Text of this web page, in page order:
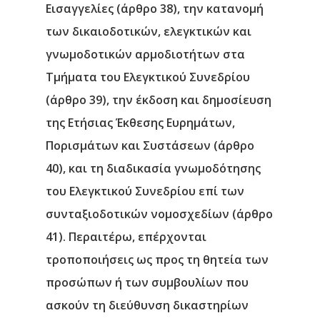
Εισαγγελίες (άρθρο 38), την κατανομή
των δικαιοδοτικών, ελεγκτικών και
γνωμοδοτικών αρμοδιοτήτων στα
Τμήματα του Ελεγκτικού Συνεδρίου
(άρθρο 39), την έκδοση και δημοσίευση
της Ετήσιας Έκθεσης Ευρημάτων,
Πορισμάτων και Συστάσεων (άρθρο
40), και τη διαδικασία γνωμοδότησης
του Ελεγκτικού Συνεδρίου επί των
συνταξιοδοτικών νομοσχεδίων (άρθρο
41). Περαιτέρω, επέρχονται
τροποποιήσεις ως προς τη θητεία των
προσώπων ή των συμβουλίων που
ασκούν τη διεύθυνση δικαστηρίων